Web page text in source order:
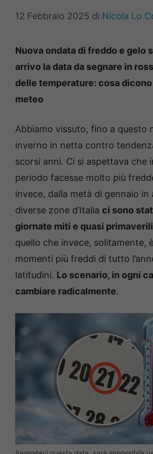
12 Febbraio 2025 di Nicola Lo
Nuova ondata di freddo e gelo
arrivo la data da segnare in
delle temperature: cosa
meteo
Abbiamo vissuto, fino a questo
inverno in netta contro
scorsi anni. Ci si aspettava che
periodo facesse molto più
invece, dalla metà di gennaio in
diverse zone d’Italia ci sono
giornate miti e quasi primaverili
quello che invece, solitamente,
momenti più freddi di tutto
latitudini. Lo scenario, in ogni
cambiare radicalmente.